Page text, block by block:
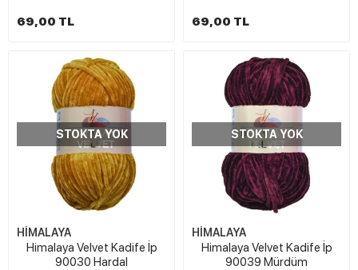
69,00 TL 69,00 TL
STOKTA YOK
HİMALAYA
Himalaya Velvet Kadife İp
90030 Hardal
STOKTA YOK
HİMALAYA
Himalaya Velvet Kadife İp
90039 Mürdüm